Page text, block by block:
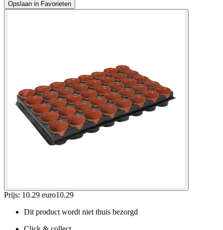
Opslaan in Favorieten
Prijs: 10.29 euro10.29
Dit product wordt niet thuis bezorgd